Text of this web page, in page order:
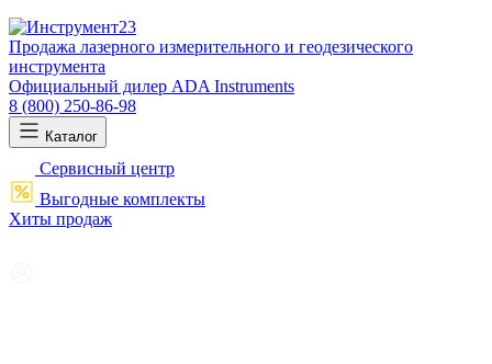
Продажа лазерного измерительного и геодезического
инструмента
Официальный дилер ADA Instruments
8 (800) 250-86-98
Каталог
Сервисный центр
Выгодные комплекты
Хиты продаж